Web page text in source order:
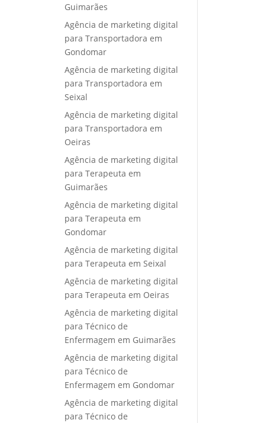
Guimarães
Agência de marketing digital
para Transportadora em
Gondomar
Agência de marketing digital
para Transportadora em
Seixal
Agência de marketing digital
para Transportadora em
Oeiras
Agência de marketing digital
para Terapeuta em
Guimarães
Agência de marketing digital
para Terapeuta em
Gondomar
Agência de marketing digital
para Terapeuta em Seixal
Agência de marketing digital
para Terapeuta em Oeiras
Agência de marketing digital
para Técnico de
Enfermagem em Guimarães
Agência de marketing digital
para Técnico de
Enfermagem em Gondomar
Agência de marketing digital
para Técnico de